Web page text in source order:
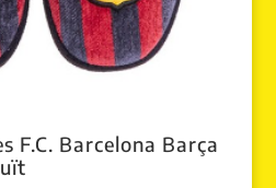
F.C. Barcelona Barça